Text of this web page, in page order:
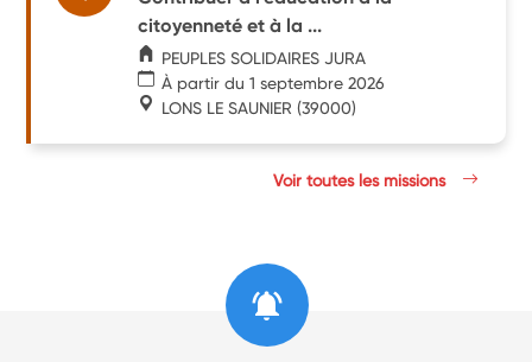
citoyenneté et à la ...
PEUPLES SOLIDAIRES JURA
À partir du 1 septembre 2026
LONS LE SAUNIER (39000)
Voir toutes les missions